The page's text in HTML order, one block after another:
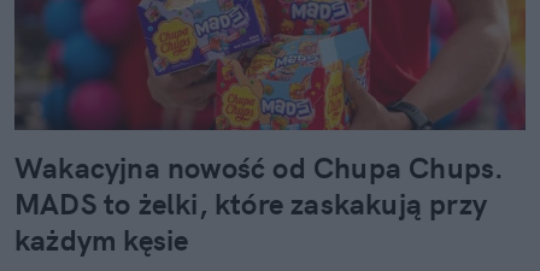
Wakacyjna nowość od Chupa Chups.
MADS to żelki, które zaskakują przy
każdym kęsie